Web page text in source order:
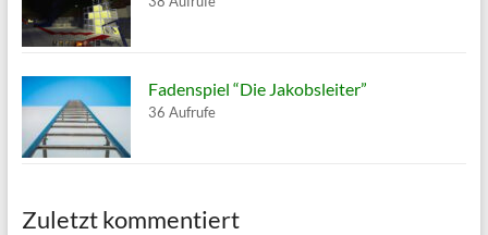
Fadenspiel “Die Jakobsleiter”
36 Aufrufe
Zuletzt kommentiert